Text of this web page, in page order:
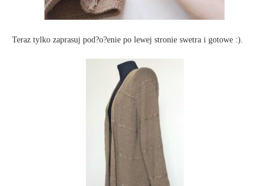
Teraz tylko zaprasuj pod?o?enie po lewej stronie swetra i gotowe :).